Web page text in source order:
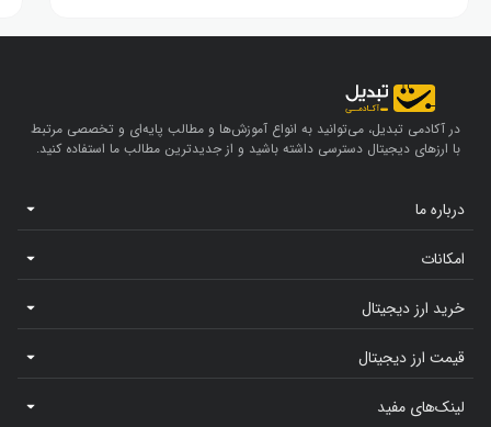
در آکادمی تبدیل، می‌توانید به انواع آموزش‌ها و مطالب پایه‌ای و تخصصی مرتبط
با ارزهای دیجیتال دسترسی داشته باشید و از جدیدترین مطالب ما استفاده کنید.
درباره ما
امکانات
خرید ارز دیجیتال
قیمت ارز دیجیتال
لینک‌های مفید